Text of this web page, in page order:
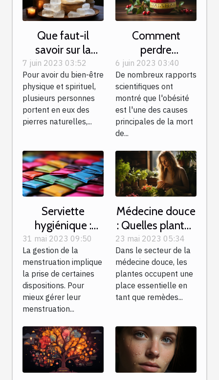
Que faut-il
savoir sur la
pierre sélénite ?
7 juin 2023 03:52
Pour avoir du bien-être
physique et spirituel,
plusieurs personnes
portent en eux des
pierres naturelles,...
Comment
perdre
facilement du
poids ?
6 juin 2023 03:40
De nombreux rapports
scientifiques ont
montré que l'obésité
est l'une des causes
principales de la mort
de...
Serviette
hygiénique :
quels sont ses
critères de choix
?
31 mai 2023 09:50
La gestion de la
menstruation implique
la prise de certaines
dispositions. Pour
mieux gérer leur
menstruation...
Médecine douce
: Quelles plantes
pour soutenir le
système
immunitaire et
prévenir les
maladies
23 mai 2023 05:34
Dans le secteur de la
médecine douce, les
plantes occupent une
place essentielle en
tant que remèdes...